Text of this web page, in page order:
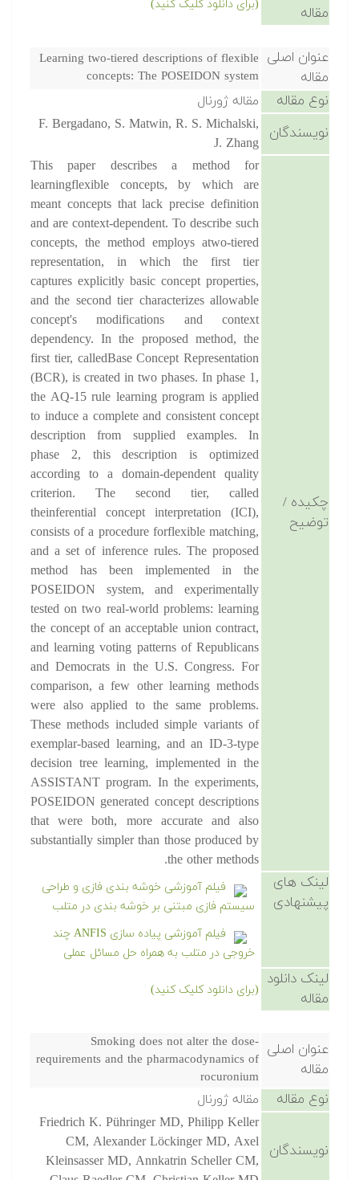
مقاله
(برای دانلود کلیک کنید)
عنوان اصلی
مقاله
Learning two-tiered descriptions of flexible
concepts: The POSEIDON system
نوع مقاله مقاله ژورنال
نویسندگان
F. Bergadano, S. Matwin, R. S. Michalski,
J. Zhang
چکیده /
توضیح
This paper describes a method for
learningflexible concepts, by which are
meant concepts that lack precise definition
and are context-dependent. To describe such
concepts, the method employs atwo-tiered
representation, in which the first tier
captures explicitly basic concept properties,
and the second tier characterizes allowable
concept's modifications and context
dependency. In the proposed method, the
first tier, calledBase Concept Representation
(BCR), is created in two phases. In phase 1,
the AQ-15 rule learning program is applied
to induce a complete and consistent concept
description from supplied examples. In
phase 2, this description is optimized
according to a domain-dependent quality
criterion. The second tier, called
theinferential concept interpretation (ICI),
consists of a procedure forflexible matching,
and a set of inference rules. The proposed
method has been implemented in the
POSEIDON system, and experimentally
tested on two real-world problems: learning
the concept of an acceptable union contract,
and learning voting patterns of Republicans
and Democrats in the U.S. Congress. For
comparison, a few other learning methods
were also applied to the same problems.
These methods included simple variants of
exemplar-based learning, and an ID-3-type
decision tree learning, implemented in the
ASSISTANT program. In the experiments,
POSEIDON generated concept descriptions
that were both, more accurate and also
substantially simpler than those produced by
the other methods.
لینک های
پیشنهادی
فیلم آموزشی خوشه بندی فازی و طراحی
سیستم فازی مبتنی بر خوشه بندی در متلب
فیلم آموزشی پیاده سازی ANFIS چند
خروجی در متلب به همراه حل مسائل عملی
لینک دانلود
مقاله
(برای دانلود کلیک کنید)
عنوان اصلی
مقاله
Smoking does not alter the dose-
requirements and the pharmacodynamics of
rocuronium
نوع مقاله مقاله ژورنال
نویسندگان
Friedrich K. Pühringer MD, Philipp Keller
CM, Alexander Löckinger MD, Axel
Kleinsasser MD, Annkatrin Scheller CM,